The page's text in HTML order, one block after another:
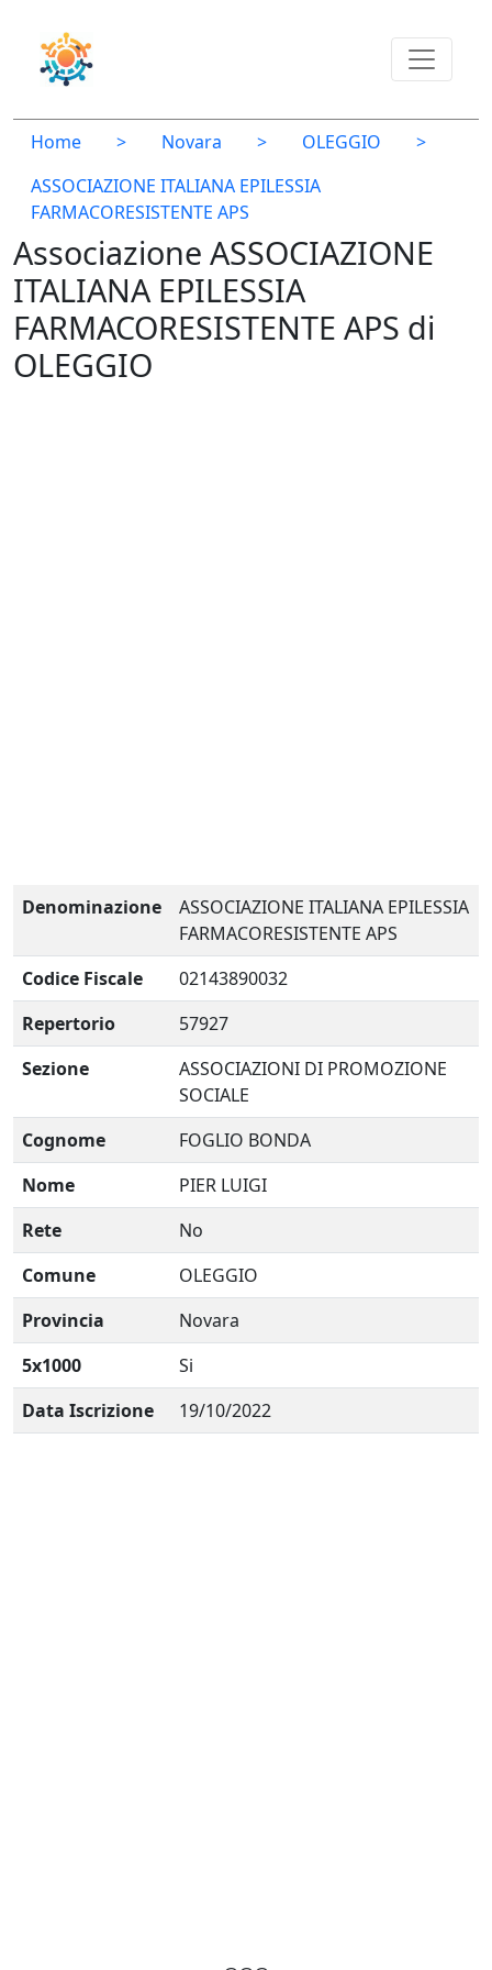
Home > Novara > OLEGGIO
>
ASSOCIAZIONE ITALIANA EPILESSIA
FARMACORESISTENTE APS
Associazione ASSOCIAZIONE
ITALIANA EPILESSIA
FARMACORESISTENTE APS di
OLEGGIO
Denominazione
ASSOCIAZIONE ITALIANA EPILESSIA
FARMACORESISTENTE APS
Codice Fiscale
02143890032
Repertorio
57927
Sezione
ASSOCIAZIONI DI PROMOZIONE
SOCIALE
Cognome
FOGLIO BONDA
Nome
PIER LUIGI
Rete
No
Comune
OLEGGIO
Provincia
Novara
5x1000
Si
Data Iscrizione
19/10/2022